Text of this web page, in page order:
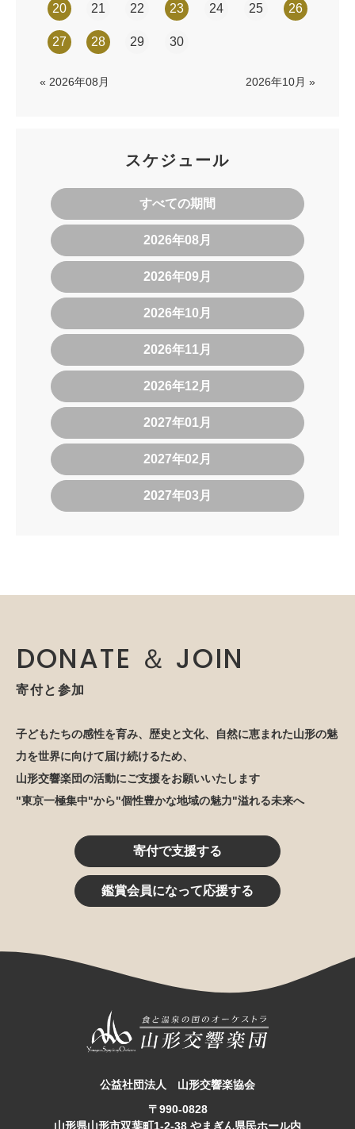
20 21 22 23 24 25 26
27 28 29 30
« 2026年08月 2026年10月 »
スケジュール
すべての期間
2026年08月
2026年09月
2026年10月
2026年11月
2026年12月
2027年01月
2027年02月
2027年03月
DONATE ＆ JOIN
寄付と参加
子どもたちの感性を育み、歴史と文化、自然に恵まれた山形の魅
力を世界に向けて届け続けるため、
山形交響楽団の活動にご支援をお願いいたします
"東京一極集中"から"個性豊かな地域の魅力"溢れる未来へ
寄付で支援する
鑑賞会員になって応援する
公益社団法人 山形交響楽協会
〒990-0828
山形県山形市双葉町1-2-38 やまぎん県民ホール内